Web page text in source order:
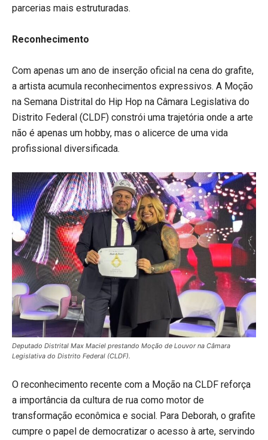
parcerias mais estruturadas.
Reconhecimento
Com apenas um ano de inserção oficial na cena do grafite,
a artista acumula reconhecimentos expressivos. A Moção
na Semana Distrital do Hip Hop na Câmara Legislativa do
Distrito Federal (CLDF) constrói uma trajetória onde a arte
não é apenas um hobby, mas o alicerce de uma vida
profissional diversificada.
Deputado Distrital Max Maciel prestando Moção de Louvor na Câmara
Legislativa do Distrito Federal (CLDF).
O reconhecimento recente com a Moção na CLDF reforça
a importância da cultura de rua como motor de
transformação econômica e social. Para Deborah, o grafite
cumpre o papel de democratizar o acesso à arte, servindo